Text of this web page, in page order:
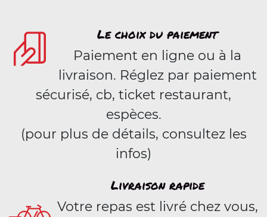
Le choix du paiement
Paiement en ligne ou à la
livraison. Réglez par paiement
sécurisé, cb, ticket restaurant,
espèces.
(pour plus de détails, consultez les
infos)
Livraison rapide
Votre repas est livré chez vous,